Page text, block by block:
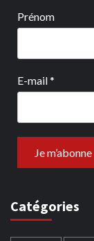
Prénom
E-mail*
Catégories